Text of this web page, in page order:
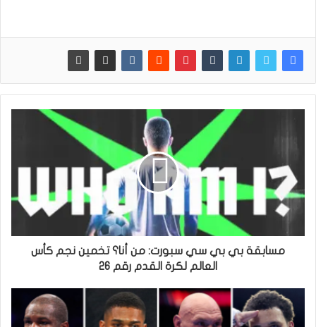
مسابقة بي بي سي سبورت: من أنا؟ تخمين نجم كأس
العالم لكرة القدم رقم 26